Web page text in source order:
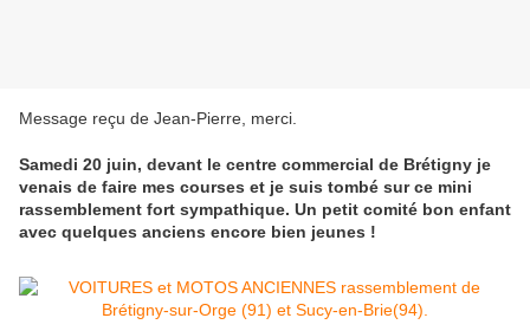
Message reçu de Jean-Pierre, merci.
Samedi 20 juin, devant le centre commercial de Brétigny je
venais de faire mes courses et je suis tombé sur ce mini
rassemblement fort sympathique. Un petit comité bon enfant
avec quelques anciens encore bien jeunes !